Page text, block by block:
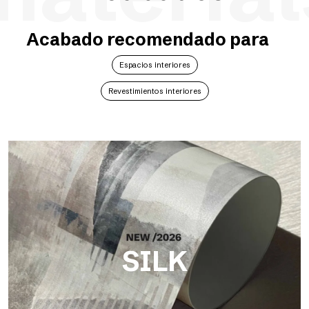
Acabado recomendado para
Espacios interiores
Revestimientos interiores
SILK